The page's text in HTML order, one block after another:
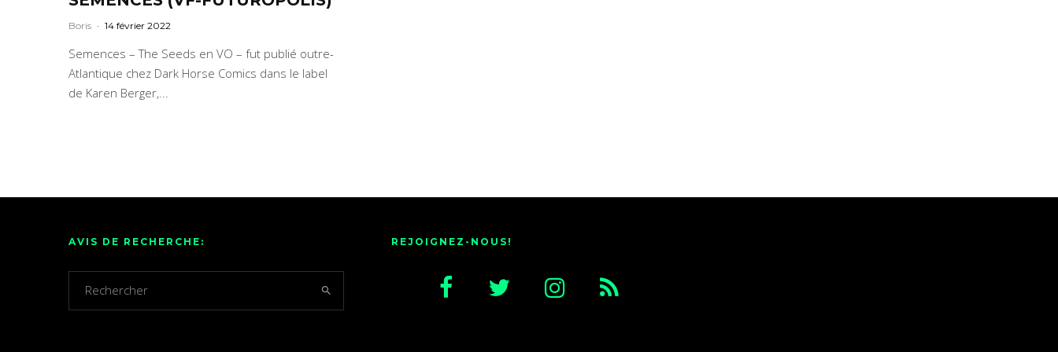
Boris · 14 février 2022
Semences – The Seeds en VO – fut publié outre-
Atlantique chez Dark Horse Comics dans le label
de Karen Berger,...
AVIS DE RECHERCHE: REJOIGNEZ-NOUS!